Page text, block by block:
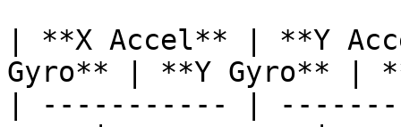
| **X Accel** | **Y
Gyro** | **Y Gyro** |
| ----------- |